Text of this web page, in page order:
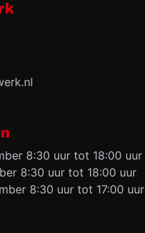
8:30 uur tot 18:00 uur
8:30 uur tot 18:00 uur
8:30 uur tot 17:00 uur